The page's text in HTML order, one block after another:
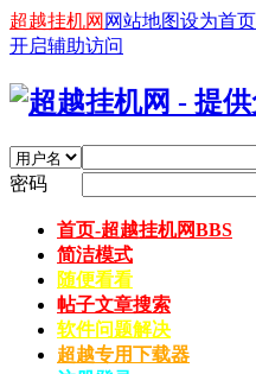
超越挂机网 网站地图设为首页
开启辅助访问
密码
首页-超越挂机网BBS
简洁模式
随便看看
帖子文章搜索
软件问题解决
超越专用下载器